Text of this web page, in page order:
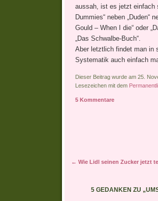
aussah, ist es jetzt einfach
Dummies“ neben „Duden“
Gould – When I die“ oder
„Das Schwalbe-Buch“.
Aber letztlich findet man in
Systematik auch einfach
Dieser Beitrag wurde am 25.
Lesezeichen mit dem
5 Kommentare
Artikel-Navigation
← Wie Lidl seinen Zucker jetzt
5 GEDANKEN ZU „